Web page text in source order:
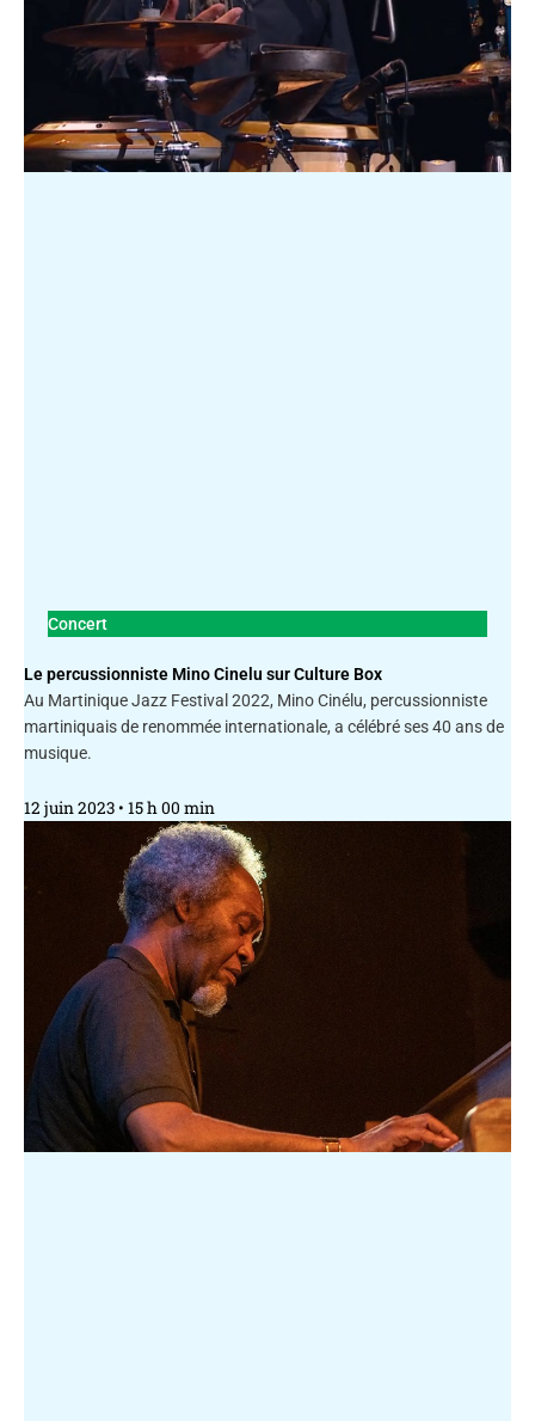
Concert
Le percussionniste Mino Cinelu sur Culture Box
Au Martinique Jazz Festival 2022, Mino Cinélu, percussionniste
martiniquais de renommée internationale, a célébré ses 40 ans de
musique.
12 juin 2023 15 h 00 min